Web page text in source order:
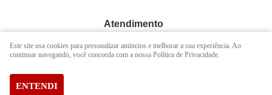
Atendimento
(12) 3621-6262
(12)98848-4040
Este site usa cookies para personalizar anúncios e melhorar a sua experiência. Ao
continuar navegando, você concorda com a nossa Política de Privacidade.
ENTENDI